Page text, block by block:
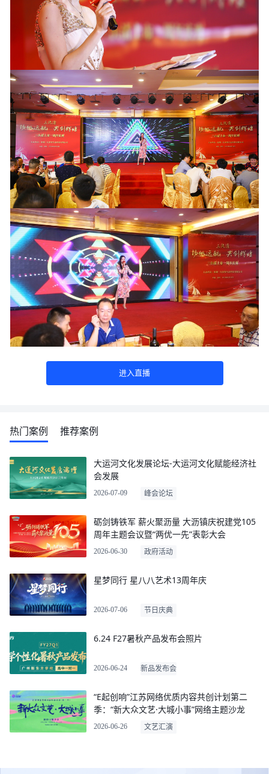
进入直播
热门案例 推荐案例
大运河文化发展论坛-大运河文化赋能经济社
会发展
2026-07-09 峰会论坛
砺剑铸铁军 薪火聚沥量 大沥镇庆祝建党105
周年主题会议暨“两优一先”表彰大会
2026-06-30 政府活动
星梦同行 星八八艺术13周年庆
2026-07-06 节日庆典
6.24 F27暑秋产品发布会照片
2026-06-24 新品发布会
“E起创响”江苏网络优质内容共创计划第二
季：“新大众文艺·大城小事”网络主题沙龙
2026-06-26 文艺汇演